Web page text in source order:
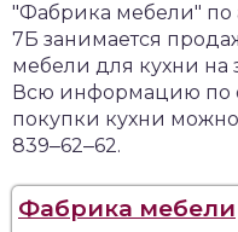
"Фабрика мебели" по
7Б занимается
мебели для кухни на
Всю информацию по
покупки кухни можно
839‒62‒62.
Фабрика мебели